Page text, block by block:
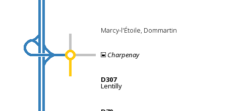
Marcy-l'Étoile, Dommartin
Charpenay
D307
Lentilly